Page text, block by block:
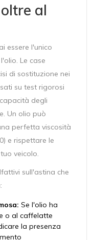
al
essere l'unico
Le case
di sostituzione nei
su test rigorosi
degli
Un olio può
perfetta viscosità
e rispettare le
veicolo.
sull'astina che
Se l'olio ha
o al caffelatte
la presenza